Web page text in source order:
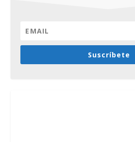
Suscríbete